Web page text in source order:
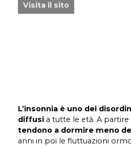
Visita il sito
L’insonnia è uno dei
diffusi a tutte le età. A partire
tendono a dormire meno
anni in poi le fluttuazioni